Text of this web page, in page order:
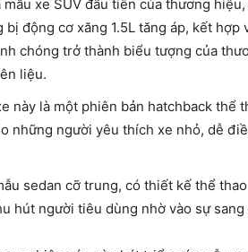
mẫu xe SUV đầu tiên của thương
động cơ xăng 1.5L tăng áp, kết
chóng trở thành biểu tượng của
liệu.
này là một phiên bản hatchback thể
những người yêu thích xe nhỏ, dễ
sedan cỡ trung, có thiết kế thể
hút người tiêu dùng nhờ vào sự